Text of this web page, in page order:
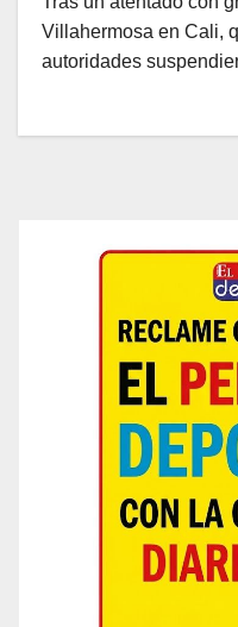
Villahermosa en Cali,
autoridades